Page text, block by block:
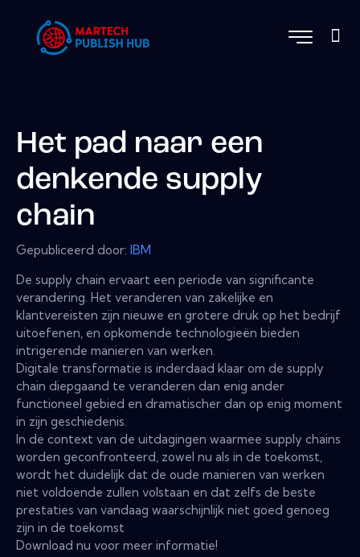
Het pad naar een
denkende supply
chain
Gepubliceerd door: IBM
De supply chain ervaart een periode van significante
verandering. Het veranderen van zakelijke en
klantvereisten zijn nieuwe en grotere druk op het bedrijf
uitoefenen, en opkomende technologieën bieden
intrigerende manieren van werken.
Digitale transformatie is inderdaad klaar om de supply
chain diepgaand te veranderen dan enig ander
functioneel gebied en dramatischer dan op enig moment
in zijn geschiedenis.
In de context van de uitdagingen waarmee supply chains
worden geconfronteerd, zowel nu als in de toekomst,
wordt het duidelijk dat de oude manieren van werken
niet voldoende zullen volstaan ​​en dat zelfs de beste
prestaties van vandaag waarschijnlijk niet goed genoeg
zijn in de toekomst
Download nu voor meer informatie!